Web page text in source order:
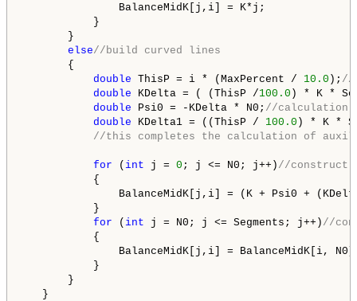
BalanceMidK[j,i] = K*j;
}
}
else//build curved lines
{
double ThisP = i * (MaxPercent / 10.0 ); //
double KDelta = ( (ThisP /100.0 ) * K *
double Psi0 = -KDelta * N0; //calculation
double KDelta1 = ((ThisP / 100.0 ) * K *
//this completes the calculation of
for ( int j = 0 ; j <= N0; j++) //
{
BalanceMidK[j,i] = (K + Psi0 +
}
for ( int j = N0; j <= Segments; j++) //
{
BalanceMidK[j,i] = BalanceMidK[i, N0] +
}
}
}